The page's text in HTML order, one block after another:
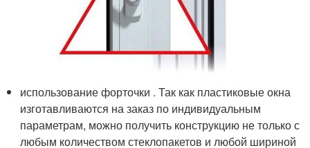
использование форточки . Так как пластиковые окна
изготавливаются на заказ по индивидуальным
параметрам, можно получить конструкцию не только с
любым количеством стеклопакетов и любой шириной